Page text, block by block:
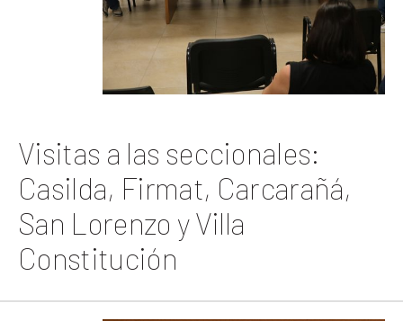
Visitas a las seccionales:
Casilda, Firmat, Carcarañá,
San Lorenzo y Villa
Constitución